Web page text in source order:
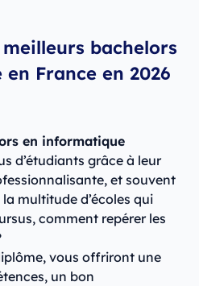
bachelors
France en 2026
en informatique
d’étudiants grâce à leur
et souvent
multitude d’écoles qui
comment repérer les
vous offriront une
un bon